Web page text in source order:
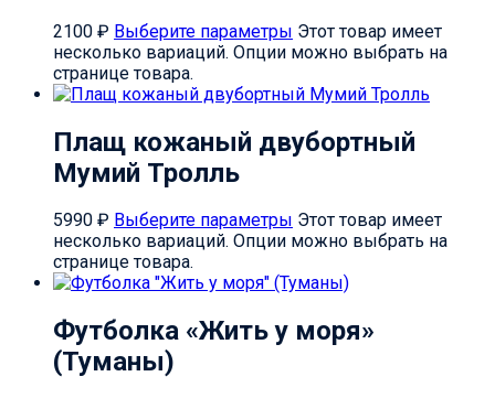
2100 ₽ Выберите параметры Этот товар имеет
несколько вариаций. Опции можно выбрать на
странице товара.
Плащ кожаный двубортный
Мумий Тролль
5990 ₽ Выберите параметры Этот товар имеет
несколько вариаций. Опции можно выбрать на
странице товара.
Футболка «Жить у моря»
(Туманы)